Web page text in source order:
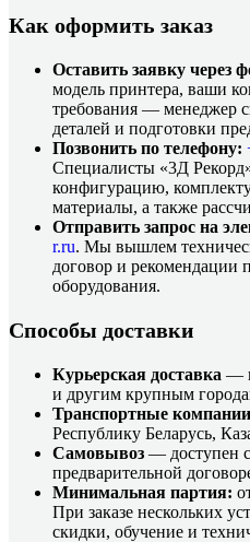
Как оформить заказ
Оставить заявку через
модель принтера, ваши
требования — менеджер
деталей и подготовки
Позвонить по телефону:
Специалисты «3Д
конфигурацию,
материалы, а также
Отправить запрос на
r.ru. Мы вышлем
договор и рекомендации
оборудования.
Способы доставки
Курьерская доставка —
и другим крупным
Транспортные компании
Республику Беларусь,
Самовывоз — доступен
предварительной
Минимальная партия:
При заказе нескольких
скидки, обучение и